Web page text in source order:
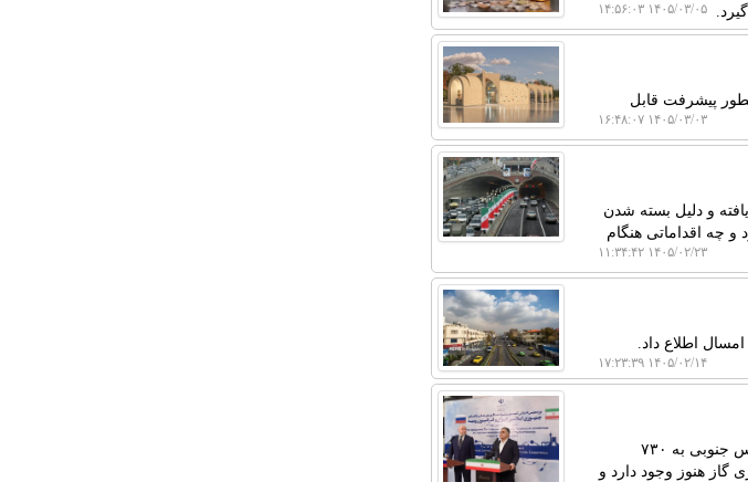
۱۴۰۵/۰۳/۰۵ ۱۴:۵۶:۰۳
قریب الوقوع ایستگاه 17 شهریور و همینطور پیشرفت قابل
۱۴۰۵/۰۳/۰۳ ۱۶:۴۸:۰۷
و دلیل بسته شدن
چه اقداماتی هنگام
۱۴۰۵/۰۲/۲۳ ۱۱:۳۴:۴۲
اطلاع داد.
۱۴۰۵/۰۲/۱۴ ۱۷:۲۳:۳۹
به گزارش رصد کالا، وزیر نفت اظهار داشت: روز گذشته رکورد تولید روزانه از میدان مشترک پارس جنوبی به ۷۳۰
گاز هنوز وجود دارد و